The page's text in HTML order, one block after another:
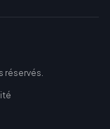
réservés.